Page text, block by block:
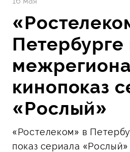
Петербурге
кинопоказ
«Рослый»
«Ростелеком» в
показ сериала «Рослый»